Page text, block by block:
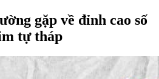
gặp về đỉnh cao số
tự tháp